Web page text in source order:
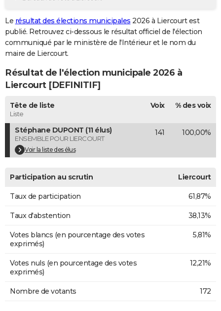
GUIDES D'ACHAT
BONS PLANS
CARTE DE VOEUX
Carte de Noël
Carte Bonne année
Carte Saint-Valentin
Carte Pâques
Carte d'anniversaire
DICTIONNAIRE
Dictionnaire
Biographies
Citations
Expressions
Proverbes
PROGRAMME TV
COPAINS D'AVANT
S'inscrire
Se connecter
Lycées
Collèges
Primaires
Universités
Entreprises
Service militaire
Avis de recherche
AVIS DE DÉCÈS
FORUM
Le résultat des élections municipales 2026 à Liercourt est
publié. Retrouvez ci-dessous le résultat officiel de l'élection
communiqué par le ministère de l'Intérieur et le nom du
maire de Liercourt.
Résultat de l'élection municipale 2026 à
Liercourt [DEFINITIF]
Tête de liste
Liste
Voix % des voix
Stéphane DUPONT (11 élus)
ENSEMBLE POUR LIERCOURT
Voir la liste des élus
141 100,00%
Participation au scrutin Liercourt
Taux de participation 61,87%
Taux d'abstention 38,13%
Votes blancs (en pourcentage des votes
exprimés)
5,81%
Votes nuls (en pourcentage des votes
exprimés)
12,21%
Nombre de votants 172